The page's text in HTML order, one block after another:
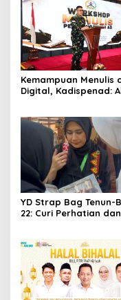
Kemampuan Menulis
Digital, Kadispenad:
YD Strap Bag Tenun-
22: Curi Perhatian
dengan Citra Nan